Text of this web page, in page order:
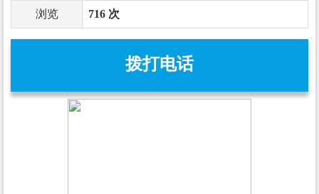
浏览 716 次
拨打电话